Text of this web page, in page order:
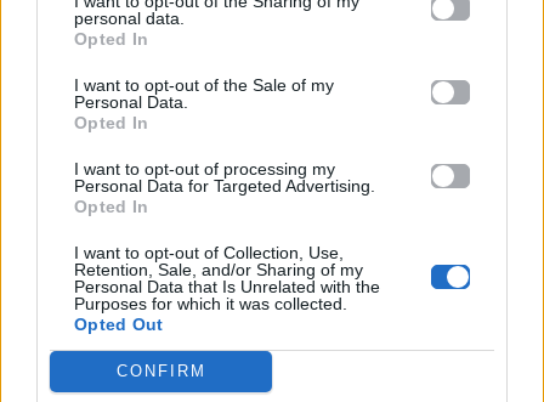
personal data.
Opted In
I want to opt-out of the Sale of my
Personal Data.
Opted In
I want to opt-out of processing my
Personal Data for Targeted Advertising.
Opted In
I want to opt-out of Collection, Use,
Retention, Sale, and/or Sharing of my
Personal Data that Is Unrelated with the
Purposes for which it was collected.
Opted Out
CONFIRM